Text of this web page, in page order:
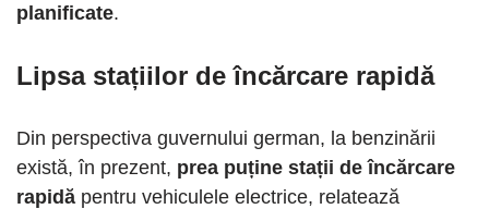
planificate.
Lipsa stațiilor de încărcare rapidă
Din perspectiva guvernului german, la benzinării
există, în prezent, prea puține stații de încărcare
rapidă pentru vehiculele electrice, relatează